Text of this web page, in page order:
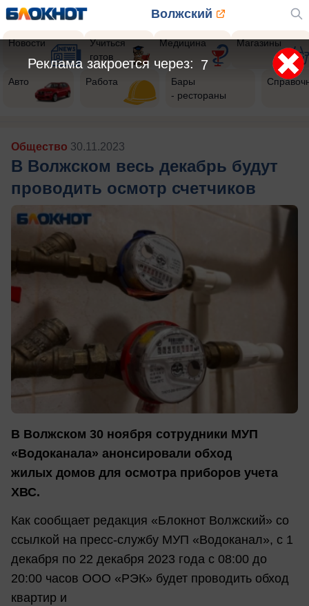
Волжский
Новости
Учиться
готов
Медицина Магазины
Авто Работа
Бары
- рестораны
Общество 30.11.2023
В Волжском весь декабрь будут
проводить осмотр счетчиков
В Волжском 30 ноября сотрудники МУП
«Водоканала» анонсировали обход
жилых домов для осмотра приборов учета
ХВС.
Как сообщает редакция «Блокнот Волжский» со
ссылкой на пресс-службу МУП «Водоканал», с 1
декабря по 22 декабря 2023 года с 08:00 до
20:00 часов ООО «РЭК» будет проводить обход
квартир и
5
Реклама закроется через: